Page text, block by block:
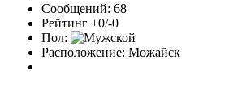
Сообщений: 68
Рейтинг +0/-0
Пол:
Расположение: Можайск